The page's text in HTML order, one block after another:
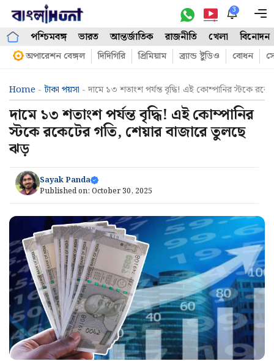
Skip
content
3
পশ্চিমবঙ্গ ভারত আন্তর্জাতিক রাজনীতি খেলা বিনোদন
অপারেশন বেঙ্গল দিদিগিরি প্রিমিয়াম ব্র্যান্ড ষ্টুডিও বোধন
Home - টাকা পয়সা -দামে ১৩ শতাংশ পর্যন্ত বৃদ্ধি! এই কোম্পানির স্টকে
দামে ১৩ শতাংশ পর্যন্ত বৃদ্ধি! এই কোম্পানির
স্টকে রকেটের গতি, শেয়ার বাজারে তুলছে
ঝড়
Sayak Panda
Published on: October 30, 2025